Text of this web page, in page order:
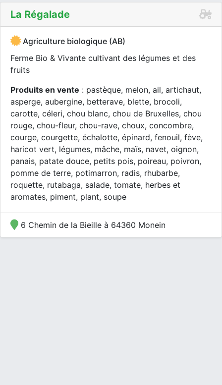
La Régalade
Agriculture biologique (AB)
Ferme Bio & Vivante cultivant des légumes et des
fruits
Produits en vente : pastèque, melon, ail, artichaut,
asperge, aubergine, betterave, blette, brocoli,
carotte, céleri, chou blanc, chou de Bruxelles, chou
rouge, chou-fleur, chou-rave, choux, concombre,
courge, courgette, échalotte, épinard, fenouil, fève,
haricot vert, légumes, mâche, maïs, navet, oignon,
panais, patate douce, petits pois, poireau, poivron,
pomme de terre, potimarron, radis, rhubarbe,
roquette, rutabaga, salade, tomate, herbes et
aromates, piment, plant, soupe
6 Chemin de la Bieille à 64360 Monein